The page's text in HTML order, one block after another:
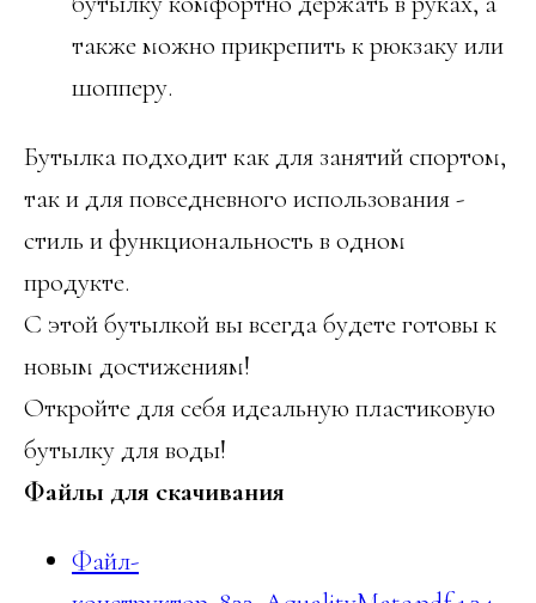
также можно прикрепить к рюкзаку или
шопперу.
Бутылка подходит как для занятий спортом,
так и для повседневного использования -
стиль и функциональность в одном
продукте.
С этой бутылкой вы всегда будете готовы к
новым достижениям!
Откройте для себя идеальную пластиковую
бутылку для воды!
Файлы для скачивания
Файл-